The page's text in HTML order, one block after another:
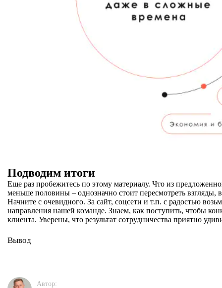
Подводим итоги
Еще раз пробежитесь по этому материалу. Что из
меньше половины – однозначно стоит пересмотреть взгляды,
Начните с очевидного. За сайт, соцсети и т.п. с радостью
направления нашей команде. Знаем, как поступить, чтобы
клиента. Уверены, что результат сотрудничества приятно
Вывод
Автор: